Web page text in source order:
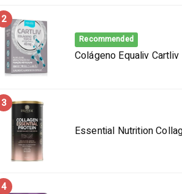
2
Recommended
Colágeno Equaliv Cartliv
3
Essential Nutrition
4